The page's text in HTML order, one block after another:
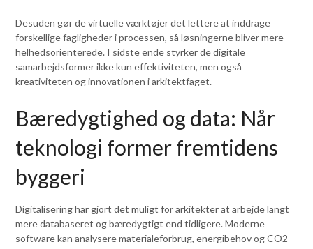
Desuden gør de virtuelle værktøjer det lettere at inddrage
forskellige fagligheder i processen, så løsningerne bliver mere
helhedsorienterede. I sidste ende styrker de digitale
samarbejdsformer ikke kun effektiviteten, men også
kreativiteten og innovationen i arkitektfaget.
Bæredygtighed og data: Når
teknologi former fremtidens
byggeri
Digitalisering har gjort det muligt for arkitekter at arbejde langt
mere databaseret og bæredygtigt end tidligere. Moderne
software kan analysere materialeforbrug, energibehov og CO2-